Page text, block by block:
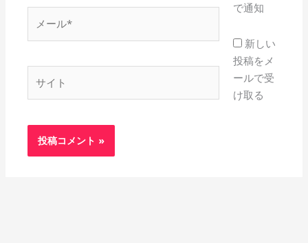
ー
*
で通知
新しい
投稿をメ
ールで受
け取る